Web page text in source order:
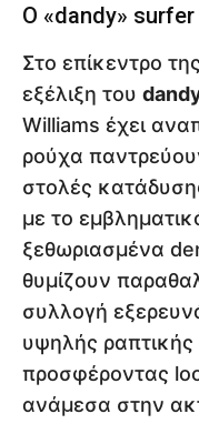
Ο «dandy» surfer
Στο επίκεντρο
εξέλιξη του
Williams έχει
ρούχα
στολές
με το
ξεθωριασμένα
θυμίζουν
συλλογή
υψηλής ραπτικής
προσφέροντας
ανάμεσα στην